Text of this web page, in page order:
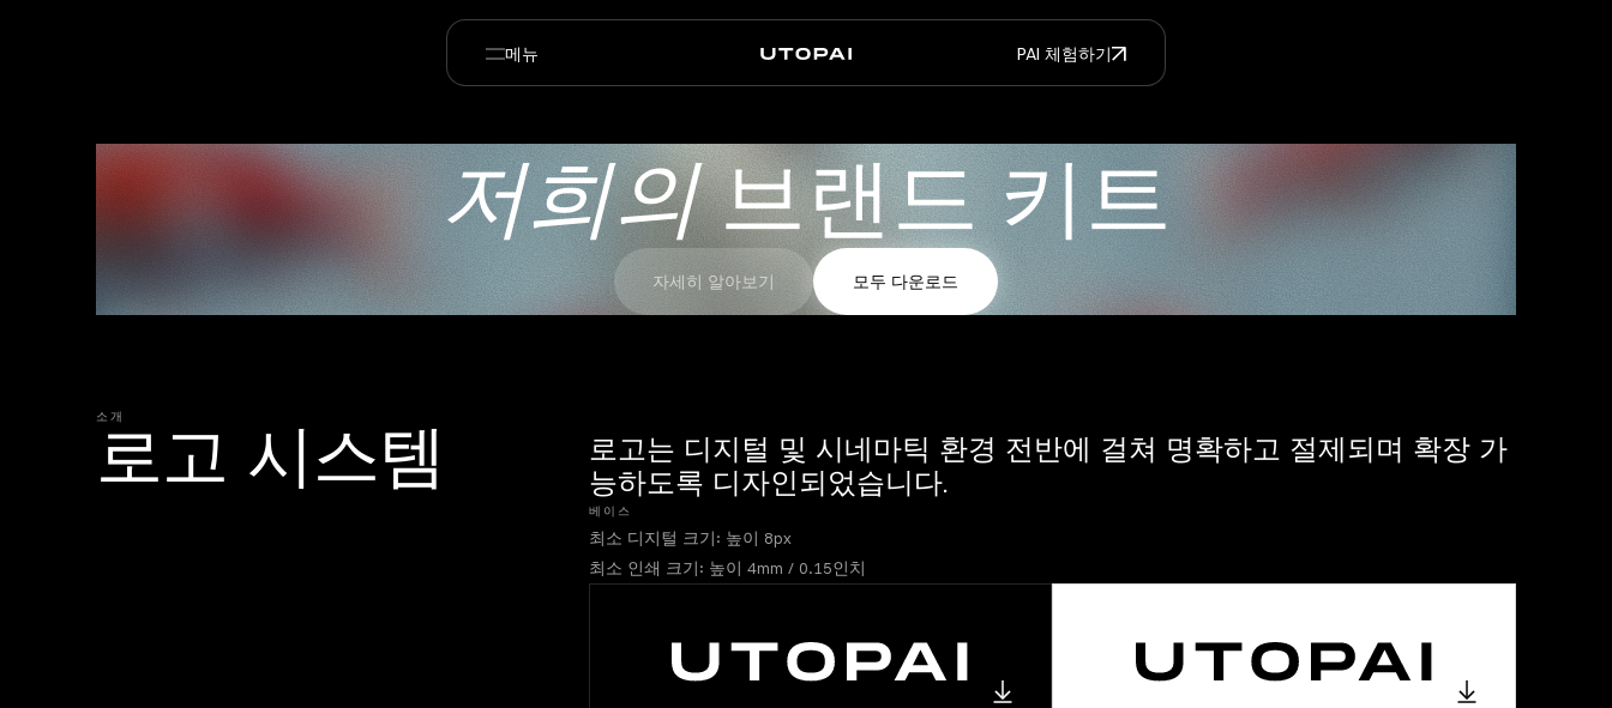
메뉴 PAI 체험하기
PAI Pro
에이전트 안의 스튜디오
Enterprise
엔터프라이즈 워크플로우용
저희의 ‍브랜드 키트
자세히 알아보기 모두 다운로드
소개
로고 시스템
로고는 디지털 및 시네마틱 환경 전반에 걸쳐 명확하고 절제되며 확장 가
능하도록 디자인되었습니다.
베이스
최소 디지털 크기: 높이 8px
최소 인쇄 크기: 높이 4mm / 0.15인치